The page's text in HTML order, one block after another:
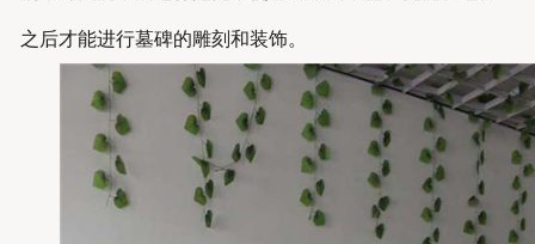
之后才能进行墓碑的雕刻和装饰。